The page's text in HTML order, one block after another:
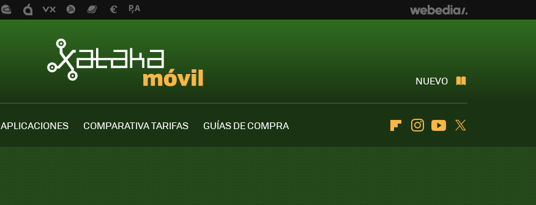
NUEVO
APLICACIONES COMPARATIVA TARIFAS
GUÍAS DE COMPRA
FlipboardInstagramYoutube